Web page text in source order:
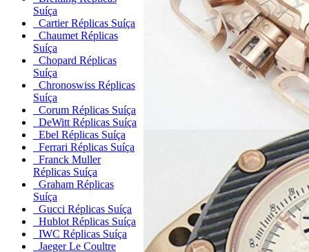
Suíça
Cartier Réplicas Suíça
Chaumet Réplicas
Suíça
Chopard Réplicas
Suíça
Chronoswiss Réplicas
Suíça
Corum Réplicas Suíça
DeWitt Réplicas Suíça
Ebel Réplicas Suíça
Ferrari Réplicas Suíça
Franck Muller
Réplicas Suíça
Graham Réplicas
Suíça
Gucci Réplicas Suíça
Hublot Réplicas Suíça
IWC Réplicas Suíça
Jaeger Le Coultre